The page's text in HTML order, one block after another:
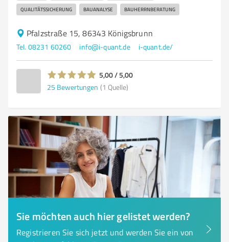
QUALITÄTSSICHERUNG BAUANALYSE BAUHERRNBERATUNG
Pfalzstraße 15, 86343 Königsbrunn
Tel. 08231 60260 info@i-quant.de i-quant.de/
5,00 / 5,00
25 Bewertungen (1 Quelle)
Sie möchten auch hier gelistet werden?
Registrieren Sie sich jetzt und werden Sie ein von